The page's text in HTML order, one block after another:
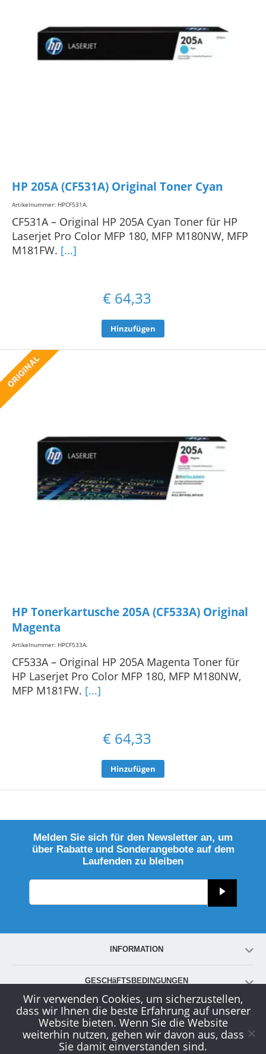
HP 205A (CF531A) Original Toner Cyan
Artikelnummer: HPCF531A.
CF531A – Original HP 205A Cyan Toner für HP
Laserjet Pro Color MFP 180, MFP M180NW, MFP
M181FW. [...]
€ 64,33
Hinzufügen
HP Tonerkartusche 205A (CF533A) Original
Magenta
Artikelnummer: HPCF533A.
CF533A – Original HP 205A Magenta Toner für
HP Laserjet Pro Color MFP 180, MFP M180NW,
MFP M181FW. [...]
€ 64,33
Hinzufügen
Melden Sie sich für den Newsletter an, um
über Rabatte und Sonderangebote auf dem
Laufenden zu bleiben
INFORMATION
GESCHäFTSBEDINGUNGEN
KONTO
KUNDENDIENST
Wir verwenden Cookies, um sicherzustellen,
dass wir Ihnen die beste Erfahrung auf unserer
Website bieten. Wenn Sie die Website
weiterhin nutzen, gehen wir davon aus, dass
Sie damit einverstanden sind.